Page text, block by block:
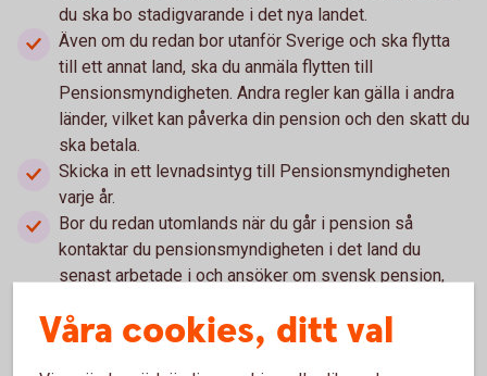
du ska bo stadigvarande i det nya landet.
Även om du redan bor utanför Sverige och ska flytta
till ett annat land, ska du anmäla flytten till
Pensionsmyndigheten. Andra regler kan gälla i andra
länder, vilket kan påverka din pension och den skatt du
ska betala.
Skicka in ett levnadsintyg till Pensionsmyndigheten
varje år.
Bor du redan utomlands när du går i pension så
kontaktar du pensionsmyndigheten i det land du
senast arbetade i och ansöker om svensk pension,
Se över ditt försäkringsskydd, så att det anpassas
efter behoven i det nya landet.
Våra cookies, ditt val